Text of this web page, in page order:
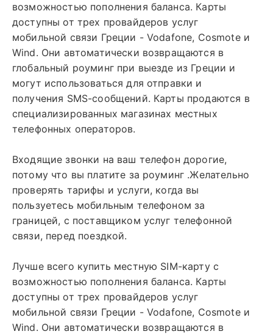
возможностью пополнения баланса. Карты
доступны от трех провайдеров услуг
мобильной связи Греции - Vodafone, Cosmote и
Wind. Они автоматически возвращаются в
глобальный роуминг при выезде из Греции и
могут использоваться для отправки и
получения SMS-сообщений. Карты продаются в
специализированных магазинах местных
телефонных операторов.
Входящие звонки на ваш телефон дорогие,
потому что вы платите за роуминг .Желательно
проверять тарифы и услуги, когда вы
пользуетесь мобильным телефоном за
границей, с поставщиком услуг телефонной
связи, перед поездкой.
Лучше всего купить местную SIM-карту с
возможностью пополнения баланса. Карты
доступны от трех провайдеров услуг
мобильной связи Греции - Vodafone, Cosmote и
Wind. Они автоматически возвращаются в